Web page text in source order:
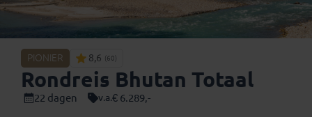
PIONIER 8,6 (60)
Rondreis Bhutan Totaal
22 dagen v.a.€ 6.289,-